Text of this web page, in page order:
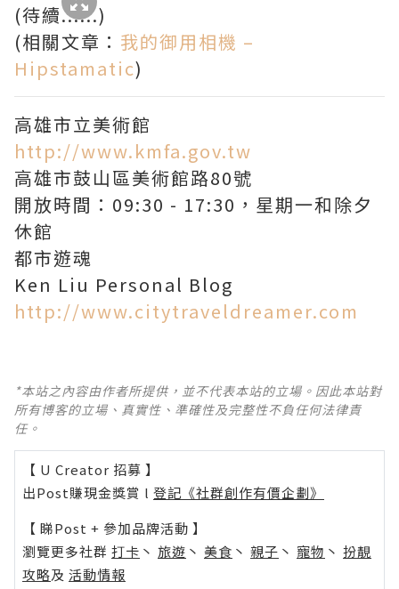
(待續......)
(相關文章： 我的御用相機 –
Hipstamatic)
高雄市立美術館
http://www.kmfa.gov.tw
高雄市鼓山區美術館路80號
開放時間：09:30 - 17:30，星期一和除夕
休館
都市遊魂
Ken Liu Personal Blog
http://www.citytraveldreamer.com
*本站之內容由作者所提供，並不代表本站的立場。因此本站對
所有博客的立場、真實性、準確性及完整性不負任何法律責
任。
【 U Creator 招募 】
出Post賺現金獎賞 l 登記《社群創作有價企劃》
【 睇Post + 參加品牌活動 】
瀏覽更多社群 打卡 丶 旅遊 丶 美食 丶 親子 丶 寵物 丶 扮靚
攻略及 活動情報